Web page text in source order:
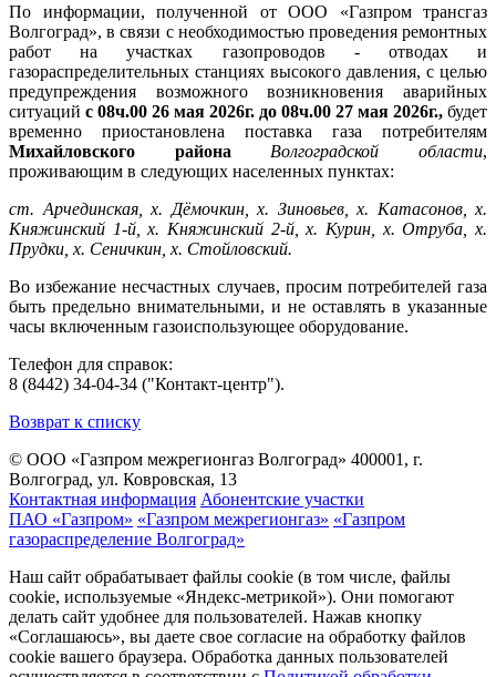
По информации, полученной от ООО «Газпром трансгаз
Волгоград», в связи с необходимостью проведения ремонтных
работ на участках газопроводов - отводах и
газораспределительных станциях высокого давления, с целью
предупреждения возможного возникновения аварийных
ситуаций с 08ч.00 26 мая 2026г. до 08ч.00 27 мая 2026г., будет
временно приостановлена поставка газа потребителям
Михайловского района
Волгоградской области,
проживающим в следующих населенных пунктах:
ст. Арчединская, х. Дёмочкин, х. Зиновьев, х. Катасонов, х.
Княжинский 1-й, х. Княжинский 2-й, х. Курин, х. Отруба, х.
Прудки, х. Сеничкин, х. Стойловский.
Во избежание несчастных случаев, просим потребителей газа
быть предельно внимательными, и не оставлять в указанные
часы включенным газоиспользующее оборудование.
Телефон для справок:
8 (8442) 34-04-34 ("Контакт-центр").
Возврат к списку
© ООО «Газпром межрегионгаз Волгоград» 400001, г.
Волгоград, ул. Ковровская, 13
Контактная информация Абонентские участки
ПАО «Газпром» «Газпром межрегионгаз» «Газпром
газораспределение Волгоград»
Наш сайт обрабатывает файлы cookie (в том числе, файлы
cookie, используемые «Яндекс-метрикой»). Они помогают
делать сайт удобнее для пользователей. Нажав кнопку
«Соглашаюсь», вы даете свое согласие на обработку файлов
cookie вашего браузера. Обработка данных пользователей